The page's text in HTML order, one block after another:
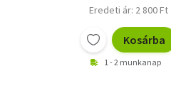
Eredeti ár: 2 800 Ft
Kosárba
1 - 2 munkanap